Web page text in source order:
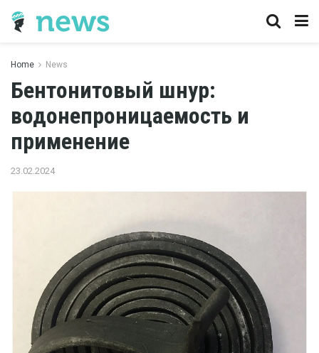
Home News
Бентонитовый шнур:
водонепроницаемость и
применение
23.02.2024